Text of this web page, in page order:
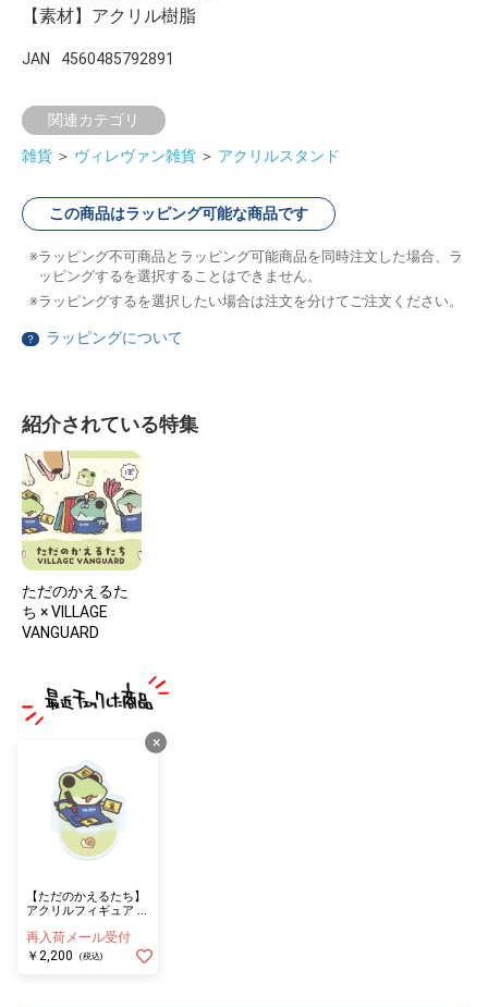
【素材】アクリル樹脂
JAN 4560485792891
関連カテゴリ
雑貨 ＞ ヴィレヴァン雑貨 ＞ アクリルスタンド
この商品はラッピング可能な商品です
ラッピング不可商品とラッピング可能商品を同時注文した場合、ラ
ッピングするを選択することはできません。
ラッピングするを選択したい場合は注文を分けてご注文ください。
？ ラッピングについて
紹介されている特集
ただのかえるた
ち × VILLAGE
VANGUARD
×
【ただのかえるたち】
アクリルフィギュア ぽ
再入荷メール受付
￥2,200
(税込)